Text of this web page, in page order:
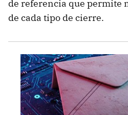
de referencia que permite
de cada tipo de cierre.